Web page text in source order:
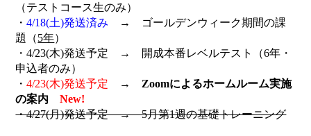
（テストコース生のみ）
・4/18(土)発送済み → ゴールデンウィーク期間の課
題（5年）
・4/23(木)発送予定 → 開成本番レベルテスト（6年・
申込者のみ）
・4/23(木)発送予定 → Zoomによるホームルーム実施
の案内
New!
・4/27(月)発送予定 → 5月第1週の基礎トレーニング